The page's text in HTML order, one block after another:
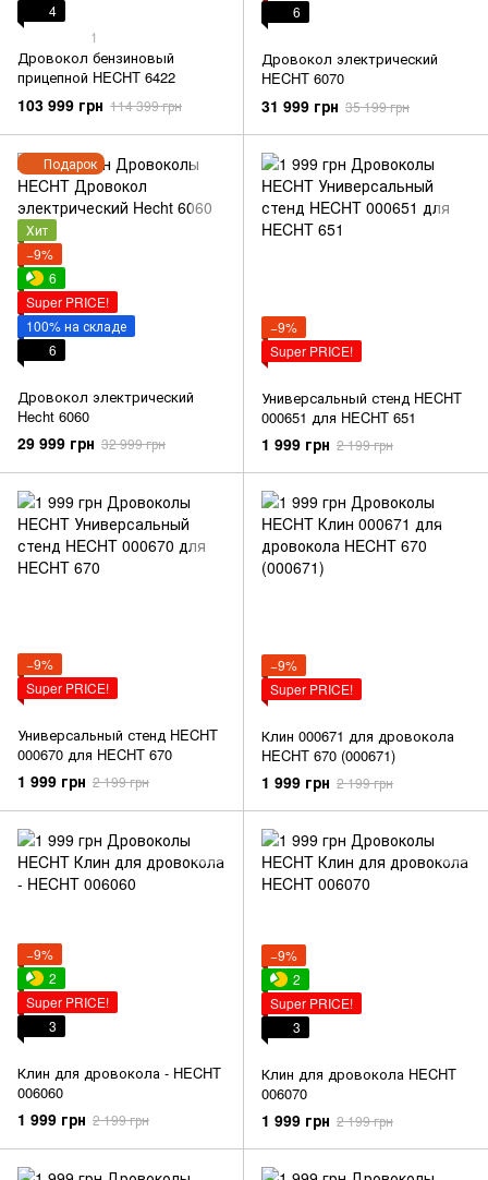
4
1
Дровокол бензиновый
прицепной HECHT 6422
103 999 грн 114 399 грн
6
Дровокол электрический
HECHT 6070
31 999 грн 35 199 грн
Подарок
Хит
−9%
6
Super PRICE!
100% на складе
6
Дровокол электрический
Hecht 6060
29 999 грн 32 999 грн
−9%
Super PRICE!
Универсальный стенд HECHT
000651 для HECHT 651
1 999 грн 2 199 грн
−9%
Super PRICE!
Универсальный стенд HECHT
000670 для HECHT 670
1 999 грн 2 199 грн
−9%
Super PRICE!
Клин 000671 для дровокола
HECHT 670 (000671)
1 999 грн 2 199 грн
−9%
2
Super PRICE!
3
Клин для дровокола - HECHT
006060
1 999 грн 2 199 грн
−9%
2
Super PRICE!
3
Клин для дровокола HECHT
006070
1 999 грн 2 199 грн